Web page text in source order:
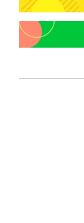
-11015초 전 >서
-10577초 전 >
[
-6672초 전 >
[속
-6467초 전 >[속